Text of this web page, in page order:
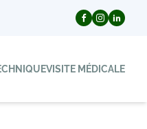
VISITE MÉDICALE